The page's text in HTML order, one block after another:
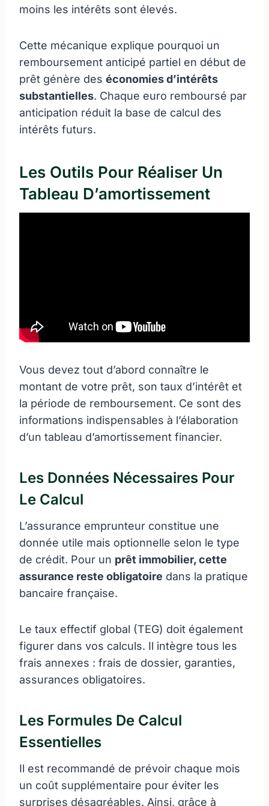
moins les intérêts sont élevés.
Cette mécanique explique pourquoi un
remboursement anticipé partiel en début de
prêt génère des économies d’intérêts
substantielles. Chaque euro remboursé par
anticipation réduit la base de calcul des
intérêts futurs.
Les Outils Pour Réaliser Un
Tableau D’amortissement
Vous devez tout d’abord connaître le
montant de votre prêt, son taux d’intérêt et
la période de remboursement. Ce sont des
informations indispensables à l’élaboration
d’un tableau d’amortissement financier.
Les Données Nécessaires Pour
Le Calcul
L’assurance emprunteur constitue une
donnée utile mais optionnelle selon le type
de crédit. Pour un prêt immobilier, cette
assurance reste obligatoire dans la pratique
bancaire française.
Le taux effectif global (TEG) doit également
figurer dans vos calculs. Il intègre tous les
frais annexes : frais de dossier, garanties,
assurances obligatoires.
Les Formules De Calcul
Essentielles
Il est recommandé de prévoir chaque mois
un coût supplémentaire pour éviter les
surprises désagréables. Ainsi, grâce à